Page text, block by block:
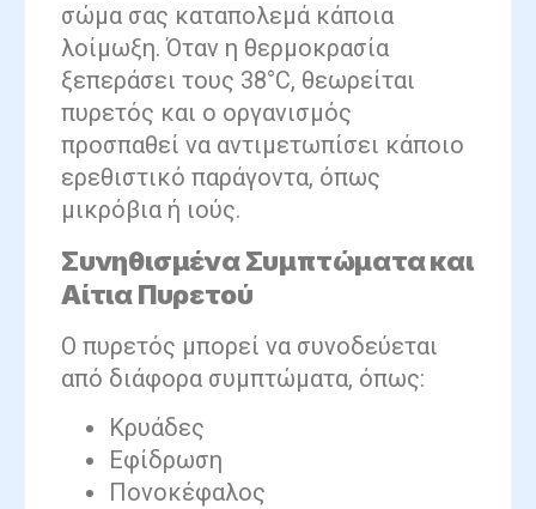
σώμα σας καταπολεμά κάποια
λοίμωξη. Όταν η θερμοκρασία
ξεπεράσει τους 38°C, θεωρείται
πυρετός και ο οργανισμός
προσπαθεί να αντιμετωπίσει κάποιο
ερεθιστικό παράγοντα, όπως
μικρόβια ή ιούς.
Συνηθισμένα Συμπτώματα και
Αίτια Πυρετού
Ο πυρετός μπορεί να συνοδεύεται
από διάφορα συμπτώματα, όπως:
Κρυάδες
Εφίδρωση
Πονοκέφαλος